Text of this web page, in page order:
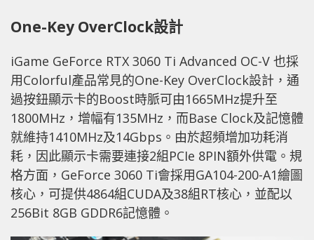
One-Key OverClock設計
iGame GeForce RTX 3060 Ti Advanced OC-V 也採
用Colorful產品常見的One-Key OverClock設計，通
過按鈕顯示卡的Boost時脈可由1665MHz提升至
1800MHz，增幅有135MHz，而Base Clock及記憶體
就維持1410MHz及14Gbps。由於超頻增加功耗消
耗，因此顯示卡需要連接2組PCIe 8PIN額外供電。規
格方面，GeForce 3060 Ti會採用GA104-200-A1繪圖
核心，可提供4864組CUDA及38組RT核心，並配以
256Bit 8GB GDDR6記憶體。